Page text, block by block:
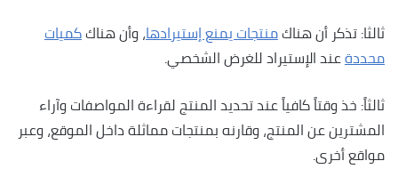
ثالثا: تذكر أن هناكمنتجات يمنع إستيرادها، وأن هناككميات
محددةعند الإستيراد للغرض الشخصي.
ثالثاً: خذ وقتاً كافياً عند تحديد المنتج لقراءة المواصفات وآراء
المشترين عن المنتج، وقارنه بمنتجات مماثلة داخل الموقع، وعبر
مواقع أخرى.